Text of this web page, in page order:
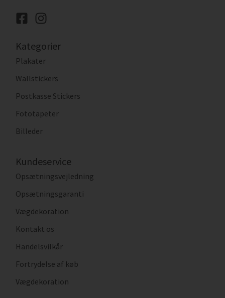
Kategorier
Plakater
Wallstickers
Postkasse Stickers
Fototapeter
Billeder
Kundeservice
Opsætningsvejledning
Opsætningsgaranti
Vægdekoration
Kontakt os
Handelsvilkår
Fortrydelse af køb
Vægdekoration